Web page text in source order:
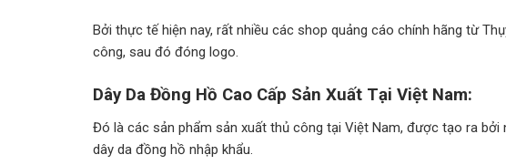
Bởi thực tế hiện nay, rất nhiều các shop quảng cáo chính hãng từ
công, sau đó đóng logo.
Dây Da Đồng Hồ Cao Cấp Sản Xuất Tại Việt Nam:
Đó là các sản phẩm sản xuất thủ công tại Việt Nam, được tạo ra
dây da đồng hồ nhập khẩu.